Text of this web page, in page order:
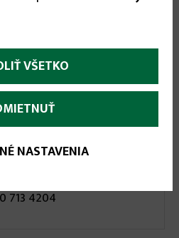
sukovité kríky, slabé
713 4204
VŠETKO
NASTAVENIA